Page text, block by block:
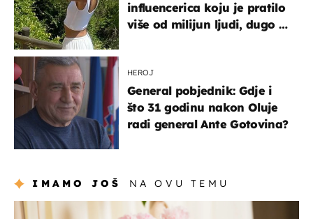
influencerica koju je pratilo
više od milijun ljudi, dugo se
HEROJ
General pobjednik: Gdje i
što 31 godinu nakon Oluje
radi general Ante Gotovina?
IMAMO JOŠ NA OVU TEMU
moda & ljepota